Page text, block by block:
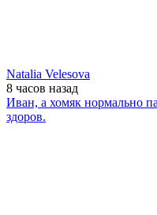
Natalia Velesova
8 часов назад
Иван, а хомяк нормально
здоров.